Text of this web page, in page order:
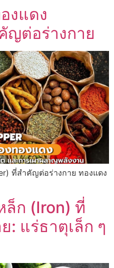
งแดง
ญต่อร่างกาย
ที่สำคัญต่อร่างกาย ทองแดง
ล็ก (Iron) ที่
: แร่ธาตุเล็ก ๆ